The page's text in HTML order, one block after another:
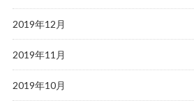
2019年12月
2019年11月
2019年10月